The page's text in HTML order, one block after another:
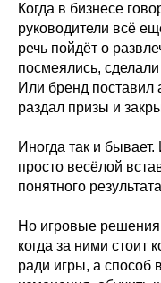
Когда в бизнесе
руководители всё
речь пойдёт о
посмеялись,
Или бренд поставил
раздал призы и
Иногда так и
просто весёлой
понятного
Но игровые решения
когда за ними стоит
ради игры, а способ